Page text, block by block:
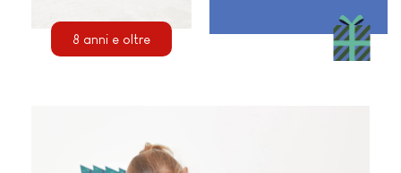
8 anni e oltre